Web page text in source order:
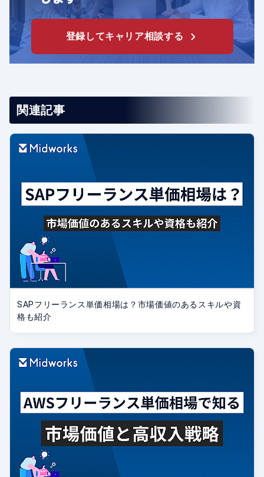
登録してキャリア相談する
関連記事
SAPフリーランス単価相場は？市場価値のあるスキルや資
格も紹介